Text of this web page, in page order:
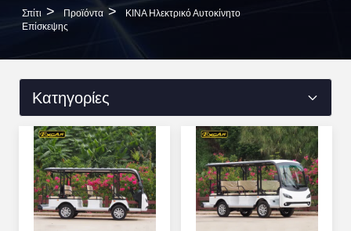
Σπίτι > Προϊόντα >
ΚΙΝΑ Ηλεκτρικό Αυτοκίνητο
Επίσκεψης
Κατηγορίες